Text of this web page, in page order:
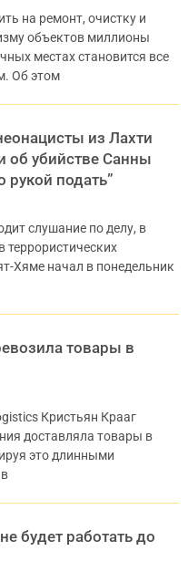
на ремонт, очистку и
объектов миллионы
местах становится все
Об этом
из Лахти
об убийстве Санны
подать”
слушание по делу, в
террористических
Хяме начал в понедельник
товары в
Кристьян Крааг
доставляла товары в
это длинными
будет работать до